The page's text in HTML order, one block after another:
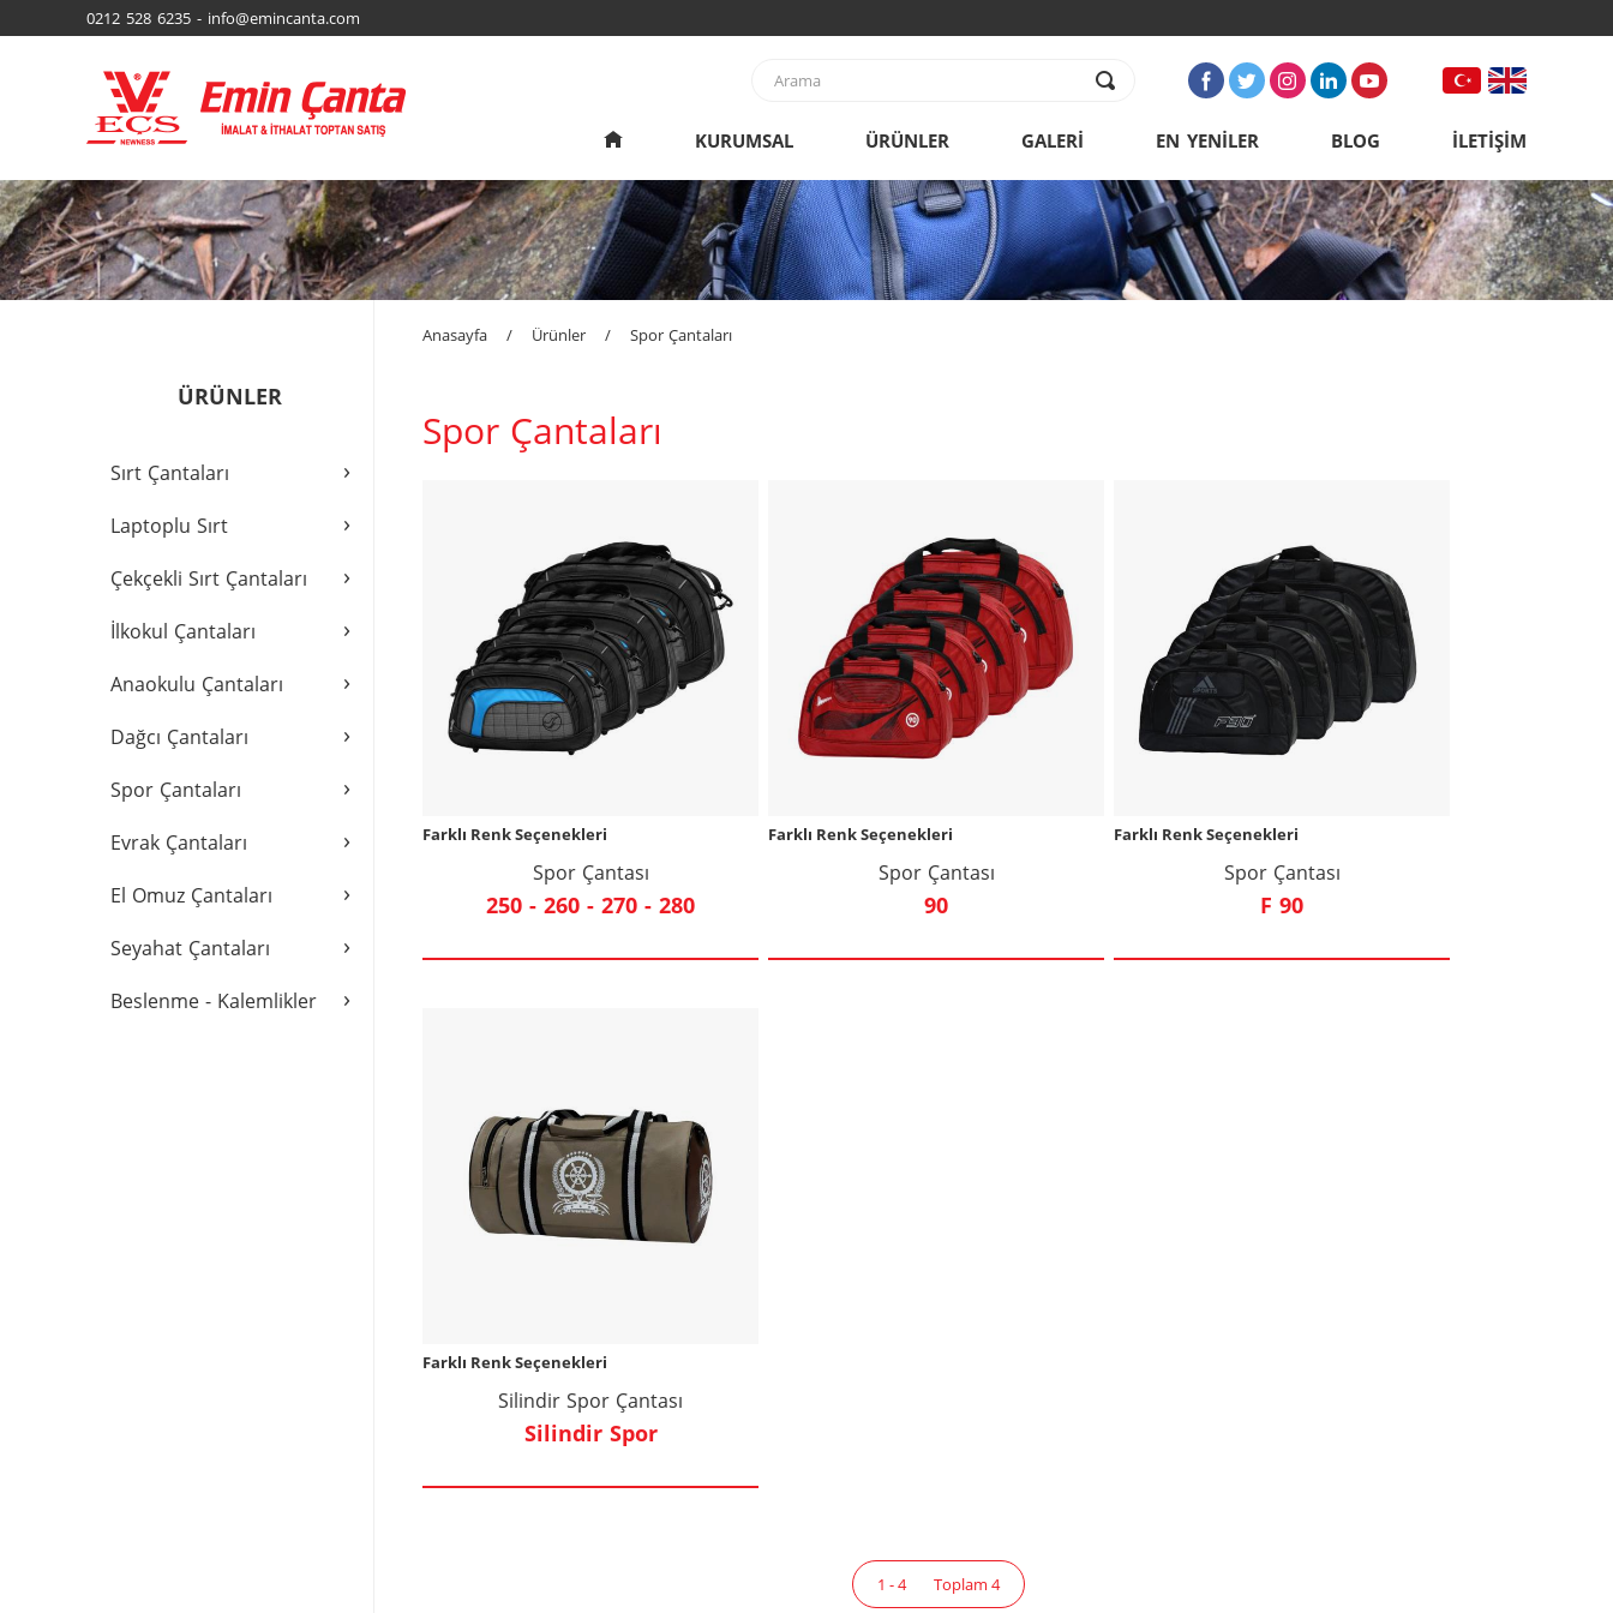
0212 528 6235 - info@emincanta.com
KURUMSAL ÜRÜNLER GALERİ EN YENİLER BLOG İLETİŞİM
ÜRÜNLER
›
Sırt Çantaları
›
Laptoplu Sırt
›
Çekçekli Sırt Çantaları
›
İlkokul Çantaları
›
Anaokulu Çantaları
›
Dağcı Çantaları
›
Spor Çantaları
›
Evrak Çantaları
›
El Omuz Çantaları
›
Seyahat Çantaları
›
Beslenme - Kalemlikler
Anasayfa / Ürünler / Spor Çantaları
Spor Çantaları
Farklı Renk Seçenekleri
Spor Çantası
250 - 260 - 270 - 280
Farklı Renk Seçenekleri
Spor Çantası
90
Farklı Renk Seçenekleri
Spor Çantası
F 90
Farklı Renk Seçenekleri
Silindir Spor Çantası
Silindir Spor
1 - 4 Toplam 4